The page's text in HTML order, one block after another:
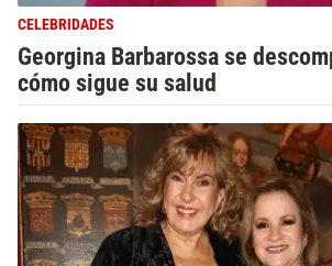
CELEBRIDADES
Georgina Barbarossa se
cómo sigue su salud